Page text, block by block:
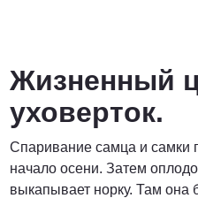
Жизненный
уховерток.
Спаривание самца и самки
начало осени. Затем
выкапывает норку. Там она